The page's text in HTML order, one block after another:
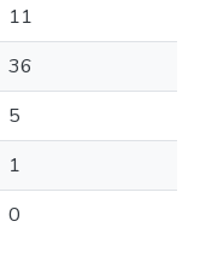
11
36
5
1
0